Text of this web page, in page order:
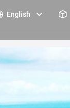
English